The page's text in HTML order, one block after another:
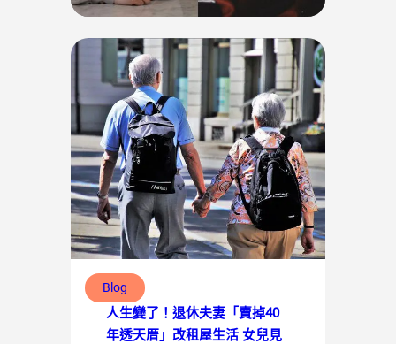
Blog
人生變了！退休夫妻「賣掉40
年透天厝」改租屋生活 女兒見